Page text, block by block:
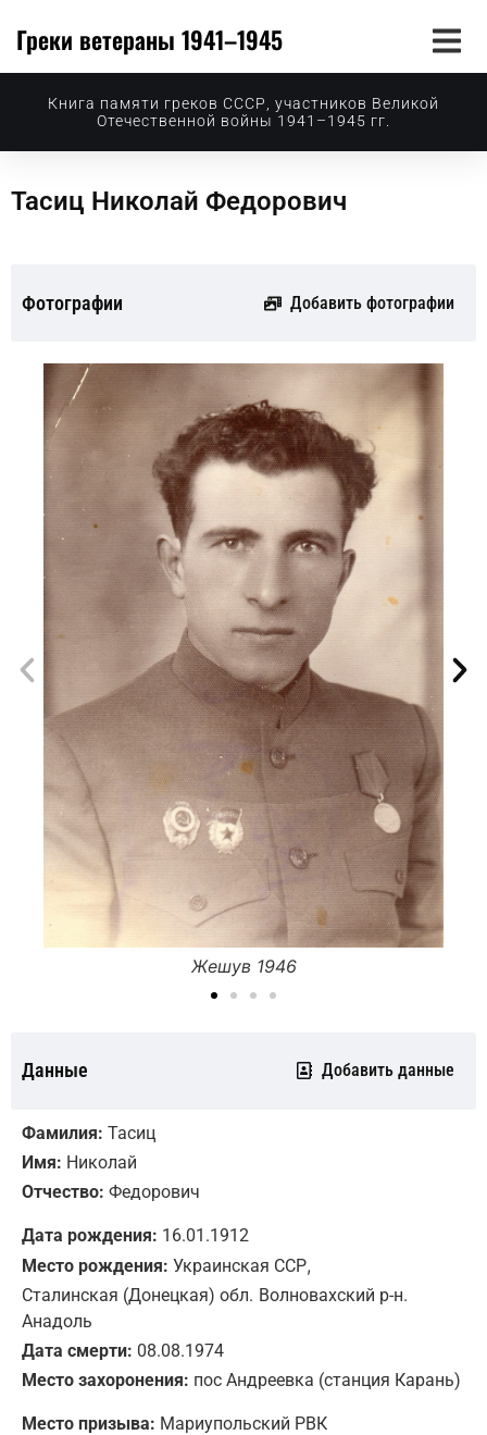
Греки ветераны 1941–1945
Книга памяти греков СССР, участников Великой
Отечественной войны 1941–1945 гг.
Тасиц Николай Федорович
Фотографии Добавить фотографии
Жешув 1946
Данные Добавить данные
Фамилия: Тасиц
Имя: Николай
Отчество: Федорович
Дата рождения: 16.01.1912
Место рождения: Украинская ССР,
Сталинская (Донецкая) обл. Волновахский р-н.
Анадоль
Дата смерти: 08.08.1974
Место захоронения: пос Андреевка (станция Карань)
Место призыва: Мариупольский РВК